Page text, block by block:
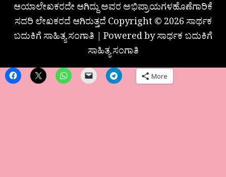
ಆಯಾಲೇಖಕರದೇ ಆಗಿದ್ದು ಅವರ ಅಭಿಪ್ರಾಯಗಳಹೊಣೆಗಾರಿಕೆ
ಸದರಿ ಲೇಖಕರದೆ ಆಗಿರುತ್ತದೆ Copyright © 2026 ಸಾರ್ಥಕ
ಬದುಕಿಗೆ ಸಾಹಿತ್ಯ ಸಂಗಾತಿ | Powered by ಸಾರ್ಥಕ ಬದುಕಿಗೆ
ಸಾಹಿತ್ಯ ಸಂಗಾತಿ
More